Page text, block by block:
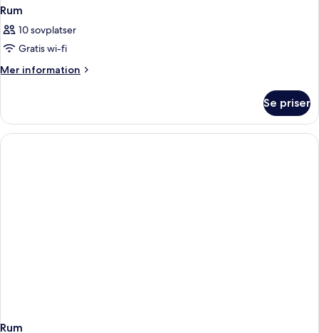
Rum
10 sovplatser
Gratis wi-fi
Mer information
Mer
Se priser
Rum